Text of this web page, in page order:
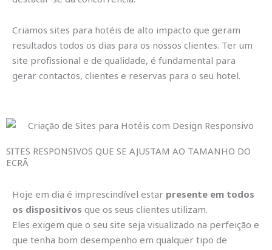
Criamos sites para hotéis de alto impacto que geram
resultados todos os dias para os nossos clientes. Ter um
site profissional e de qualidade, é fundamental para
gerar contactos, clientes e reservas para o seu hotel.
SITES RESPONSIVOS QUE SE AJUSTAM AO TAMANHO DO
ECRÃ
Hoje em dia é imprescindível estar presente em todos
os dispositivos que os seus clientes utilizam.
Eles exigem que o seu site seja visualizado na perfeição e
que tenha bom desempenho em qualquer tipo de